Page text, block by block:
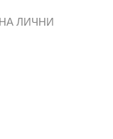
ЛИЧНИ